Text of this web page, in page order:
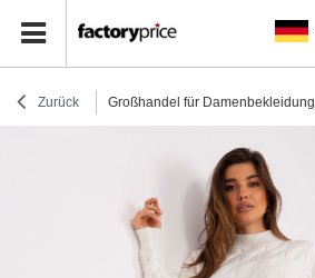
Zurück Großhandel für Damenbekleidung